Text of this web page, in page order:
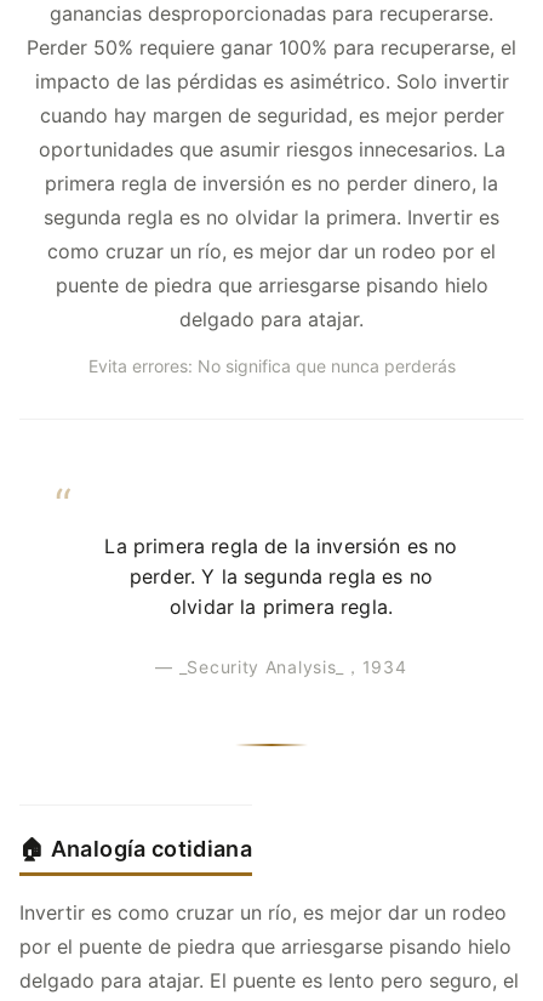
ganancias desproporcionadas para recuperarse.
Perder 50% requiere ganar 100% para recuperarse, el
impacto de las pérdidas es asimétrico. Solo invertir
cuando hay margen de seguridad, es mejor perder
oportunidades que asumir riesgos innecesarios. La
primera regla de inversión es no perder dinero, la
segunda regla es no olvidar la primera. Invertir es
como cruzar un río, es mejor dar un rodeo por el
puente de piedra que arriesgarse pisando hielo
delgado para atajar.
Evita errores: No significa que nunca perderás
La primera regla de la inversión es no
perder. Y la segunda regla es no
olvidar la primera regla.
— _Security Analysis_，1934
🏠 Analogía cotidiana
Invertir es como cruzar un río, es mejor dar un rodeo
por el puente de piedra que arriesgarse pisando hielo
delgado para atajar. El puente es lento pero seguro, el